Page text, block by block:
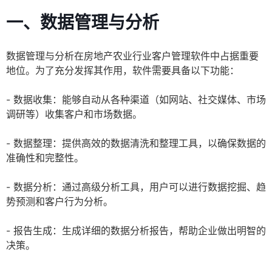
一、数据管理与分析
数据管理与分析在房地产农业行业客户管理软件中占据重要
地位。为了充分发挥其作用，软件需要具备以下功能：
- 数据收集：能够自动从各种渠道（如网站、社交媒体、市场
调研等）收集客户和市场数据。
- 数据整理：提供高效的数据清洗和整理工具，以确保数据的
准确性和完整性。
- 数据分析：通过高级分析工具，用户可以进行数据挖掘、趋
势预测和客户行为分析。
- 报告生成：生成详细的数据分析报告，帮助企业做出明智的
决策。